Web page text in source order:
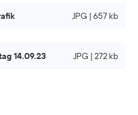
JPG | 657 kb
14.09.23 JPG | 272 kb